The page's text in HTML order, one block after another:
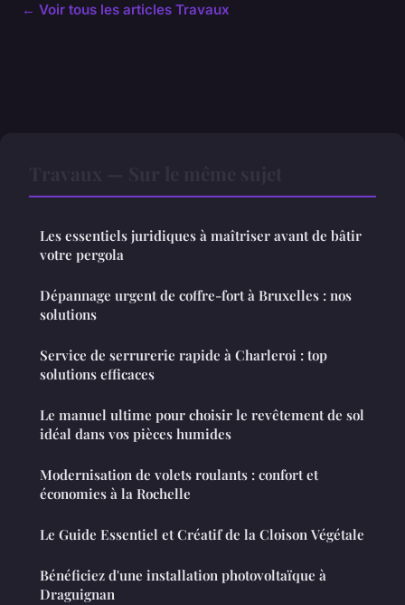
← Voir tous les articles Travaux
Les essentiels juridiques à maîtriser avant de bâtir
votre pergola
Dépannage urgent de coffre-fort à Bruxelles : nos
solutions
Service de serrurerie rapide à Charleroi : top
solutions efficaces
Le manuel ultime pour choisir le revêtement de sol
idéal dans vos pièces humides
Modernisation de volets roulants : confort et
économies à la Rochelle
Le Guide Essentiel et Créatif de la Cloison Végétale
Bénéficiez d'une installation photovoltaïque à
Draguignan